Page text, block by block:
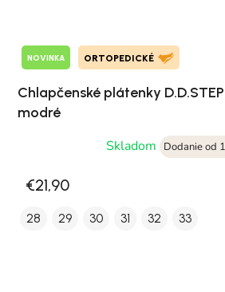
NOVINKA ORTOPEDICKÉ
Chlapčenské plátenky D.D.STEP
modré
Skladom
Dodanie od
€21,90
28 29 30 31 32 33